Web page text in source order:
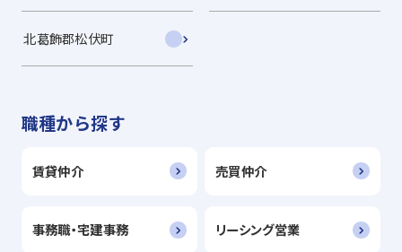
北葛飾郡松伏町
職種から探す
賃貸仲介 売買仲介
事務職・宅建事務 リーシング営業